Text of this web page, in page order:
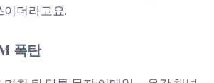
이더라고요.
폭탄